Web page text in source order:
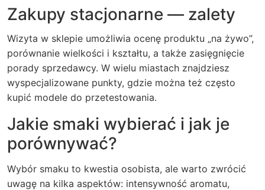
Zakupy stacjonarne — zalety
Wizyta w sklepie umożliwia ocenę produktu „na żywo”,
porównanie wielkości i kształtu, a także zasięgnięcie
porady sprzedawcy. W wielu miastach znajdziesz
wyspecjalizowane punkty, gdzie można też często
kupić modele do przetestowania.
Jakie smaki wybierać i jak je
porównywać?
Wybór smaku to kwestia osobista, ale warto zwrócić
uwagę na kilka aspektów: intensywność aromatu,